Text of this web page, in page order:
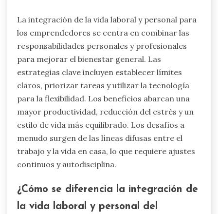
La integración de la vida laboral y personal para
los emprendedores se centra en combinar las
responsabilidades personales y profesionales
para mejorar el bienestar general. Las
estrategias clave incluyen establecer límites
claros, priorizar tareas y utilizar la tecnología
para la flexibilidad. Los beneficios abarcan una
mayor productividad, reducción del estrés y un
estilo de vida más equilibrado. Los desafíos a
menudo surgen de las líneas difusas entre el
trabajo y la vida en casa, lo que requiere ajustes
continuos y autodisciplina.
¿Cómo se diferencia la integración de
la vida laboral y personal del